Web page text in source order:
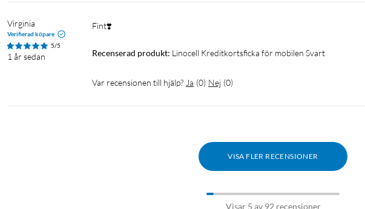
Virginia
Verifierad köpare
5/5
1 år sedan Recenserad produkt: Linocell Kreditkortsficka för mobilen Svart
Var recensionen till hjälp? Ja (0) Nej (0)
VISA FLER RECENSIONER
Visar 5 av 92 recensioner